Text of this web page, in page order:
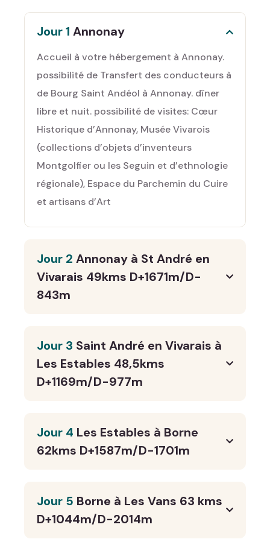
Jour 1 Annonay
Accueil à votre hébergement à Annonay.
possibilité de Transfert des conducteurs à
de Bourg Saint Andéol à Annonay. dîner
libre et nuit. possibilité de visites: Cœur
Historique d’Annonay, Musée Vivarois
(collections d’objets d’inventeurs
Montgolfier ou les Seguin et d’ethnologie
régionale), Espace du Parchemin du Cuire
et artisans d’Art
Jour 2 Annonay à St André en
Vivarais 49kms D+1671m/D-
843m
Jour 3 Saint André en Vivarais à
Les Estables 48,5kms
D+1169m/D-977m
Jour 4 Les Estables à Borne
62kms D+1587m/D-1701m
Jour 5 Borne à Les Vans 63 kms
D+1044m/D-2014m